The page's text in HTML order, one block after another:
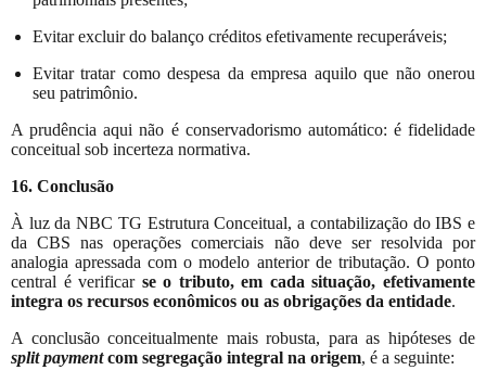
Evitar excluir do balanço créditos efetivamente recuperáveis;
Evitar tratar como despesa da empresa aquilo que não onerou
seu patrimônio.
A prudência aqui não é conservadorismo automático: é fidelidade
conceitual sob incerteza normativa.
16. Conclusão
À luz da NBC TG Estrutura Conceitual, a contabilização do IBS e
da CBS nas operações comerciais não deve ser resolvida por
analogia apressada com o modelo anterior de tributação. O ponto
central é verificar se o tributo, em cada situação, efetivamente
integra os recursos econômicos ou as obrigações da entidade.
A conclusão conceitualmente mais robusta, para as hipóteses de
split paymentcom segregação integral na origem, é a seguinte: